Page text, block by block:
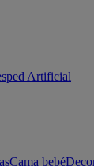
Artificial
Cama bebé